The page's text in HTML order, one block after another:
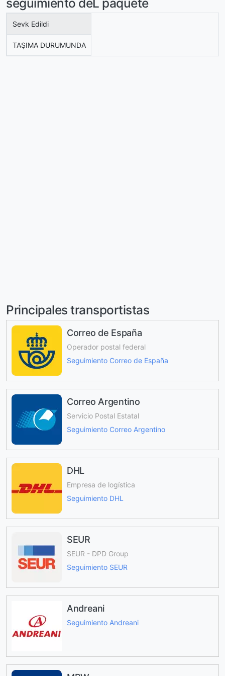
Sevk Edildi
TAŞIMA DURUMUNDA
Principales transportistas
Correo de España
Operador postal federal
Seguimiento Correo de España
Correo Argentino
Servicio Postal Estatal
Seguimiento Correo Argentino
DHL
Empresa de logística
Seguimiento DHL
SEUR
SEUR - DPD Group
Seguimiento SEUR
Andreani
Seguimiento Andreani